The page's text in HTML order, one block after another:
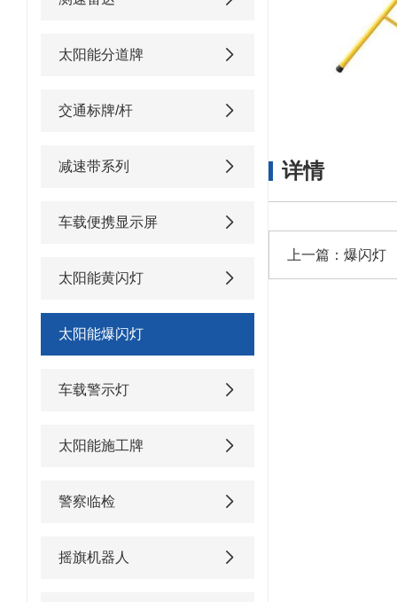
太阳能分道牌
交通标牌/杆
减速带系列
车载便携显示屏
太阳能黄闪灯
太阳能爆闪灯
车载警示灯
太阳能施工牌
警察临检
摇旗机器人
详情
上一篇：爆闪灯